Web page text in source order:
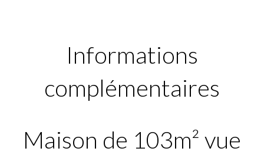
Informations
complémentaires
Maison de 103m² vue